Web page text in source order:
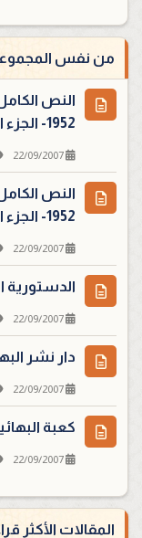
من نفس
النص
1952- الجزء الأول
22/09/2007
النص
1952- الجزء الثاني
22/09/2007
الدستورية
22/09/2007
دار نشر
22/09/2007
كعبة
22/09/2007
المقالات الأكثر